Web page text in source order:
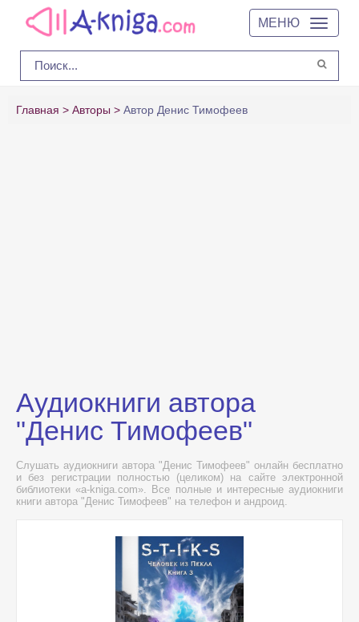
МЕНЮ
Главная Авторы Автор Денис Тимофеев
Аудиокниги автора
"Денис Тимофеев"
Слушать аудиокниги автора "Денис Тимофеев" онлайн бесплатно
и без регистрации полностью (целиком) на сайте электронной
библиотеки «a-kniga.com». Все полные и интересные аудиокниги
книги автора "Денис Тимофеев" на телефон и андроид.